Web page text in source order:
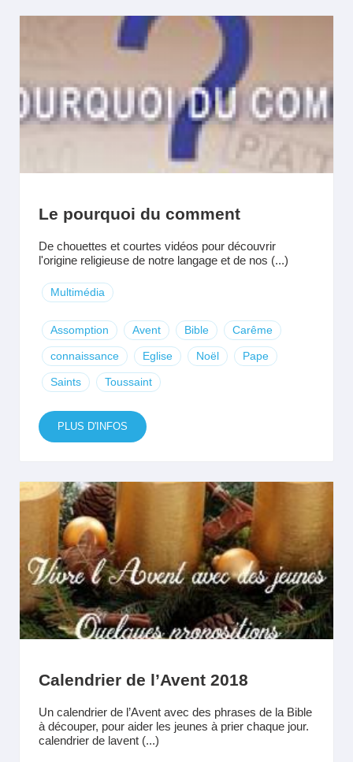
Le pourquoi du comment
De chouettes et courtes vidéos pour découvrir
l'origine religieuse de notre langage et de nos (...)
Multimédia
Assomption Avent Bible Carême
connaissance Eglise Noël Pape
Saints Toussaint
PLUS D'INFOS
Calendrier de l’Avent 2018
Un calendrier de l’Avent avec des phrases de la Bible
à découper, pour aider les jeunes à prier chaque jour.
calendrier de lavent (...)